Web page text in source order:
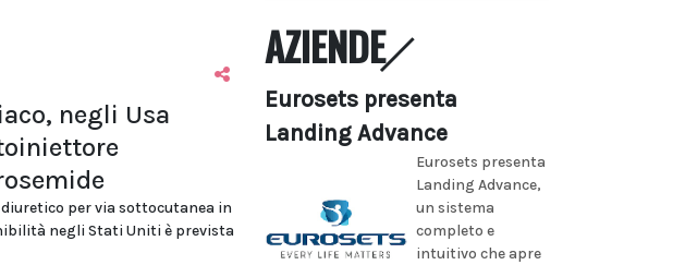
negli Usa
per via sottocutanea in
negli Stati Uniti è prevista
AZIENDE
Eurosets presenta
Landing Advance
Eurosets presenta
Landing Advance,
un sistema
completo e
intuitivo che apre